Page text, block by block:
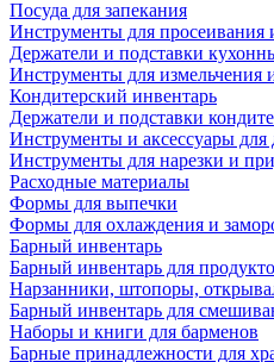
Посуда для запекания
Инструменты для просеивания
Держатели и подставки
Инструменты для измельчения
Кондитерский инвентарь
Держатели и подставки
Инструменты и аксессуары для
Инструменты для нарезки и
Расходные материалы
Формы для выпечки
Формы для охлаждения и
Барный инвентарь
Барный инвентарь для
Нарзанники, штопоры,
Барный инвентарь для
Наборы и книги для барменов
Барные принадлежности для